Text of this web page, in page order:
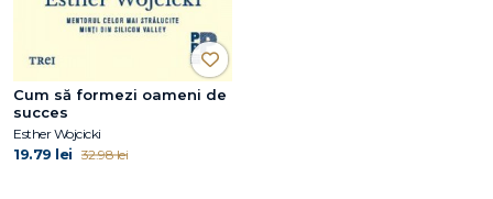
Cum să formezi oameni de
succes
Esther Wojcicki
19.79 lei 32.98 lei